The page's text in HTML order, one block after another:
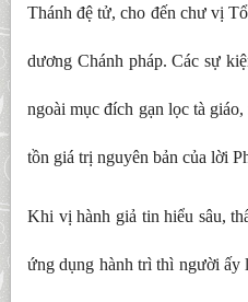
Thánh đệ tử, cho đến chư vị
dương Chánh pháp. Các sự
ngoài mục đích gạn lọc tà
tồn giá trị nguyên bản của lời
Khi vị hành giả tin hiểu sâu,
ứng dụng hành trì thì người ấy